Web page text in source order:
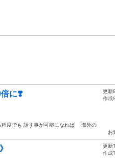
に❣️
度でも 話す事が可能になれば 海外の
更新
作成
お
更新
作成